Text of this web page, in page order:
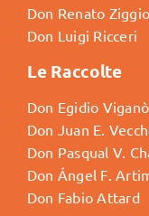
Don Renato
Don Luigi Ricceri
Le Raccolte
Don Egidio Viganò
Don Juan E.
Don Pasqual V.
Don Ángel F.
Don Fabio Attard